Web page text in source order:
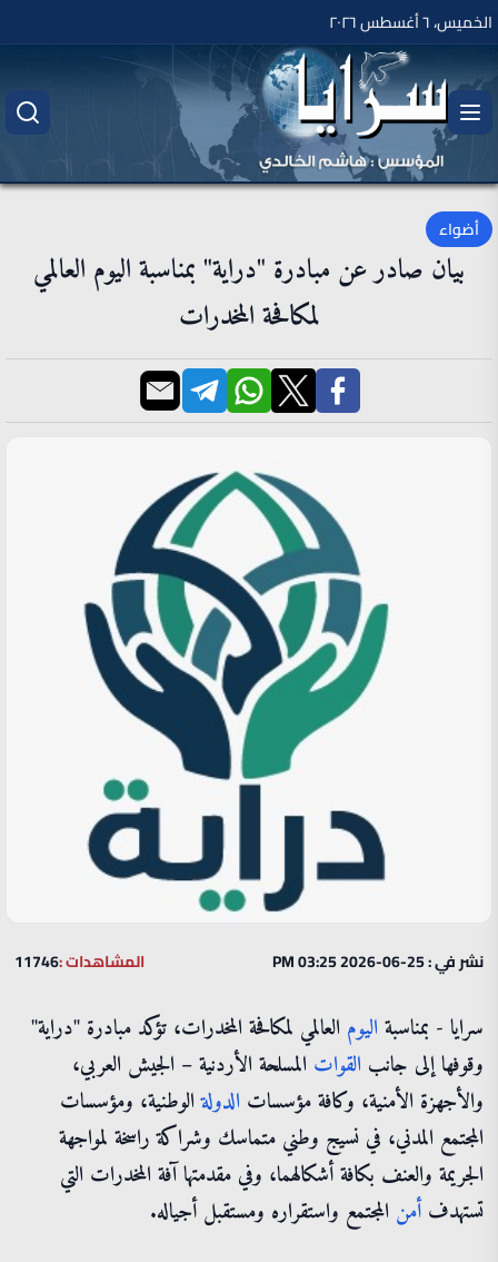
الخميس، ٦ أغسطس ٢٠٢٦
أضواء
بيان صادر عن مبادرة "دراية" بمناسبة اليوم العالمي
لمكافحة المخدرات
نشر في : 25-06-2026 03:25 PM المشاهدات :11746
سرايا - بمناسبة اليوم العالمي لمكافحة المخدرات، تؤكد مبادرة "دراية"
وقوفها إلى جانب القوات المسلحة الأردنية – الجيش العربي،
والأجهزة الأمنية، وكافة مؤسسات الدولةالوطنية، ومؤسسات
المجتمع المدني، في نسيج وطني متماسك وشراكة راسخة لمواجهة
الجريمة والعنف بكافة أشكالهما، وفي مقدمتها آفة المخدرات التي
تستهدفأمن المجتمع واستقراره ومستقبل أجياله.